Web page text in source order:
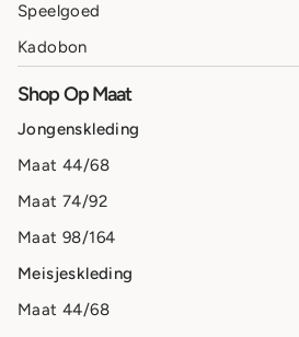
Speelgoed
Kadobon
Shop Op Maat
Jongenskleding
Maat 44/68
Maat 74/92
Maat 98/164
Meisjeskleding
Maat 44/68